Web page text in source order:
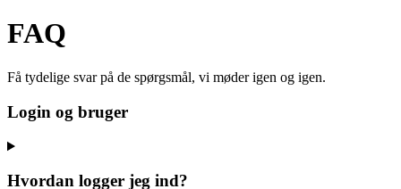
FAQ
Få tydelige svar på de spørgsmål, vi møder igen og igen.
Login og bruger
Hvordan logger jeg ind?